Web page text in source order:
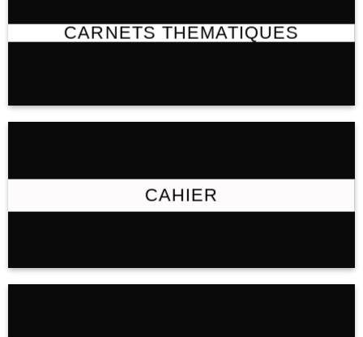
CARNETS THEMATIQUES
CAHIER